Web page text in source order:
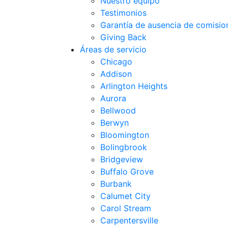
Testimonios
Garantía de ausencia de
Giving Back
Áreas de servicio
Chicago
Addison
Arlington Heights
Aurora
Bellwood
Berwyn
Bloomington
Bolingbrook
Bridgeview
Buffalo Grove
Burbank
Calumet City
Carol Stream
Carpentersville